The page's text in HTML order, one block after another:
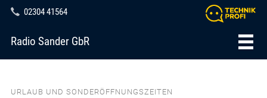
02304 41564
Radio Sander GbR
URLAUB UND SONDERÖFFNUNGSZEITEN